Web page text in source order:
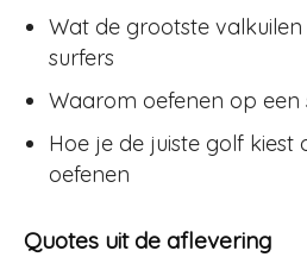
Wat de grootste
surfers
Waarom oefenen op
Hoe je de juiste golf kiest
oefenen
Quotes uit de aflevering